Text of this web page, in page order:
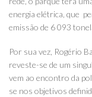
energia elétrica, que
emissão de 6 093
Por sua vez, Rogério
reveste-se de um
vem ao encontro da
se nos objetivos